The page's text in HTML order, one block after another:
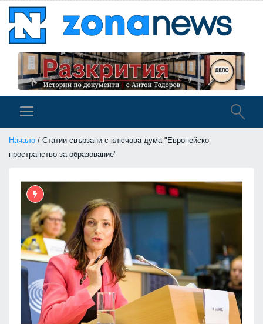
Начало / Статии свързани с ключова дума "Европейско
пространство за образование"